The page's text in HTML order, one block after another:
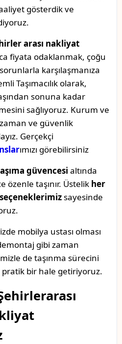
gösterdik ve
arası nakliyat
fiyata odaklanmak, çoğu
karşılaşmanıza
Taşımacılık olarak,
sonuna kadar
sağlıyoruz. Kurum ve
ve güvenlik
Gerçekçi
ımızı görebilirsiniz
güvencesi altında
özenle taşınır. Üstelik her
sayesinde
mobilya ustası olması
gibi zaman
de taşınma sürecini
bir hale getiriyoruz.